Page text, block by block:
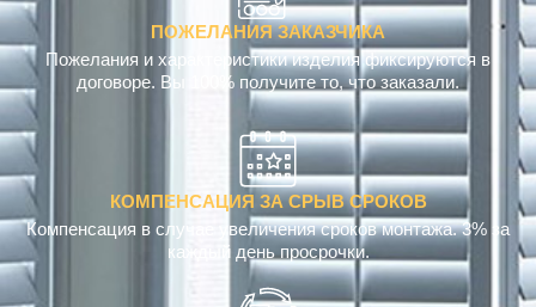
ПОЖЕЛАНИЯ ЗАКАЗЧИКА
Пожелания и характеристики изделия фиксируются в
договоре. Вы 100% получите то, что заказали.
КОМПЕНСАЦИЯ ЗА СРЫВ СРОКОВ
Компенсация в случае увеличения сроков монтажа. 3% за
каждый день просрочки.